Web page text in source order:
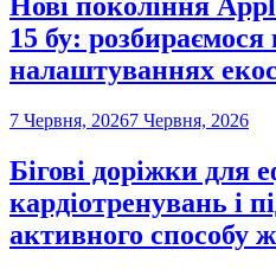
Нові покоління
15 бу: розбираємося
налаштуваннях
7 Червня, 20267 Червня, 2026
Бігові доріжки для
кардіотренувань і
активного способу